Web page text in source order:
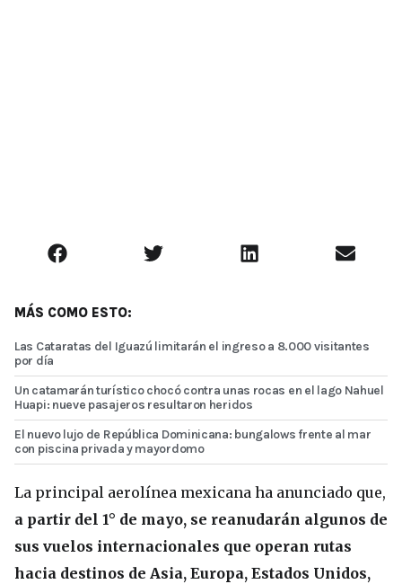
MÁS COMO ESTO:
Las Cataratas del Iguazú limitarán el ingreso a 8.000 visitantes
por día
Un catamarán turístico chocó contra unas rocas en el lago Nahuel
Huapi: nueve pasajeros resultaron heridos
El nuevo lujo de República Dominicana: bungalows frente al mar
con piscina privada y mayordomo
La principal aerolínea mexicana ha anunciado que,
a partir del 1° de mayo, se reanudarán algunos de
sus vuelos internacionales que operan rutas
hacia destinos de Asia, Europa, Estados Unidos,